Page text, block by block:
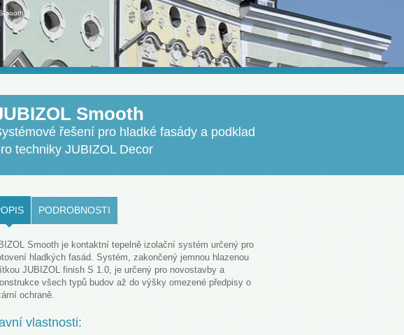
Smooth
řešení pro hladké fasády a podklad
techniky JUBIZOL Decor
PODROBNOSTI
Smooth je kontaktní tepelně izolační systém určený pro
hladkých fasád. Systém, zakončený jemnou hlazenou
JUBIZOL finish S 1.0, je určený pro novostavby a
všech typů budov až do výšky omezené předpisy o
ochraně.
vlastnosti: